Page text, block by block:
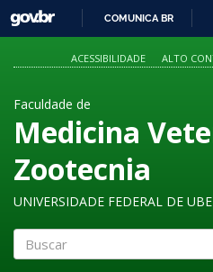
O
GOVBR
COMUNICA BR
ACESSIBILIDADE ALTO
Faculdade de
Medicina
Zootecnia
UNIVERSIDADE FEDERAL DE